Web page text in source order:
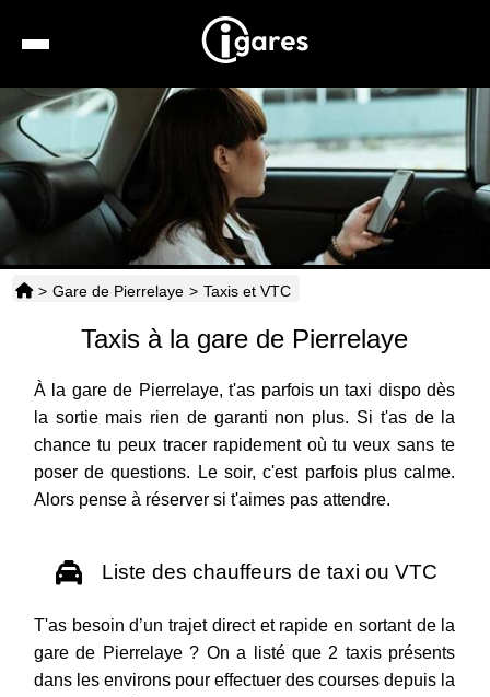
Recherche
Location de voiture
Hôtels
Taxis
> Gare de Pierrelaye > Taxis et VTC
Taxis à la gare de Pierrelaye
À la gare de Pierrelaye, t'as parfois un taxi dispo dès
la sortie mais rien de garanti non plus. Si t'as de la
chance tu peux tracer rapidement où tu veux sans te
poser de questions. Le soir, c'est parfois plus calme.
Alors pense à réserver si t'aimes pas attendre.
Liste des chauffeurs de taxi ou VTC
T'as besoin d’un trajet direct et rapide en sortant de la
gare de Pierrelaye ? On a listé que 2 taxis présents
dans les environs pour effectuer des courses depuis la